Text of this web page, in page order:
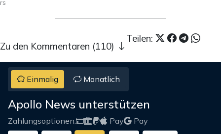
rs
Teilen:
Zu den Kommentaren (110)
Einmalig Monatlich
Apollo News unterstützen
Zahlungsoptionen: Pay
Pay